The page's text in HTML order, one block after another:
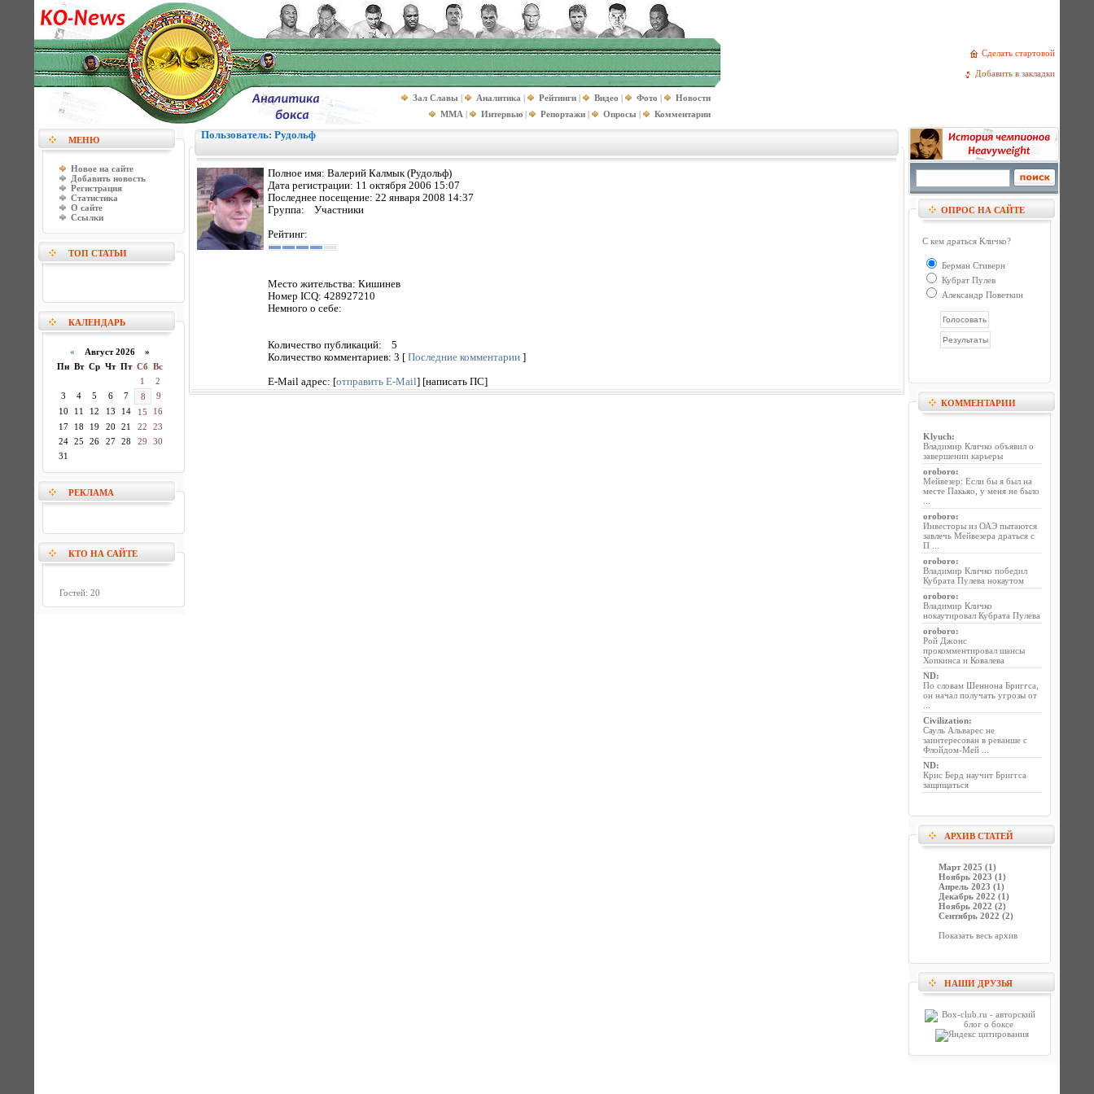
Сделать стартовой
Добавить в закладки
Зал Славы | Аналитика | Рейтинги | Видео | Фото |
Новости
MMA | Интервью | Репортажи | Опросы | Комментарии
МЕНЮ
Новое на сайте
Добавить новость
Регистрация
Статистика
О сайте
Ссылки
ТОП СТАТЬИ
КАЛЕНДАРЬ
« Август 2026 »
Пн Вт Ср Чт Пт Сб Вс
1
2
3
4 5 6 7 8
9
10
11 12 13 14 15
16
17
18 19 20 21 22
23
24
25 26 27 28 29
30
31
РЕКЛАМА
КТО НА САЙТЕ
Гостей: 20
Пользователь: Рудольф
Полное имя: Валерий Калмык (Рудольф)
Дата регистрации: 11 октября 2006 15:07
Последнее посещение: 22 января 2008 14:37
Группа: Участники
Рейтинг:
Место жительства: Кишинев
Номер ICQ: 428927210
Немного о себе:
Количество публикаций: 5
Количество комментариев: 3 [ Последние комментарии ]
E-Mail адрес: [отправить E-Mail] [написать ПС]
ОПРОС НА САЙТЕ
С кем драться Кличко?
Берман Стиверн
Кубрат Пулев
Александр Поветкин
КОММЕНТАРИИ
Klyuch:
Владимир Кличко объявил о
завершении карьеры
oroboro:
Мейвезер: Если бы я был на
месте Пакьяо, у меня не было
oroboro:
Инвесторы из ОАЭ пытаются
завлечь Мейвезера драться с
П ...
oroboro:
Владимир Кличко победил
Кубрата Пулева нокаутом
oroboro:
Владимир Кличко
нокаутировал Кубрата Пулева
oroboro:
Рой Джонс
прокомментировал шансы
Хопкинса и Ковалева
ND:
По словам Шеннона Бриггса,
он начал получать угрозы от
Civilization:
Сауль Альварес не
заинтересован в реванше с
Флойдом-Мей ...
ND:
Крис Берд научит Бриггса
защищаться
АРХИВ СТАТЕЙ
Март 2025 (1)
Ноябрь 2023 (1)
Апрель 2023 (1)
Декабрь 2022 (1)
Ноябрь 2022 (2)
Сентябрь 2022 (2)
Показать весь архив
НАШИ ДРУЗЬЯ